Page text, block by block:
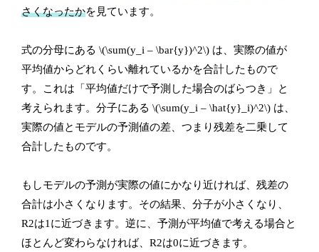
さくなったかを見ています。
式の分母にある \(\sum(y_i – \bar{y})^2\) は、実際の値が
平均値からどれくらい離れているかを合計したもので
す。これは「平均値だけで予測した場合のばらつき」と
考えられます。分子にある \(\sum(y_i – \hat{y}_i)^2\) は、
実際の値とモデルの予測値の差、つまり残差を二乗して
合計したものです。
もしモデルの予測が実際の値にかなり近ければ、残差の
合計は小さくなります。その結果、分子が小さくなり、
R2は1に近づきます。逆に、予測が平均値で考える場合と
ほとんど変わらなければ、R2は0に近づきます。